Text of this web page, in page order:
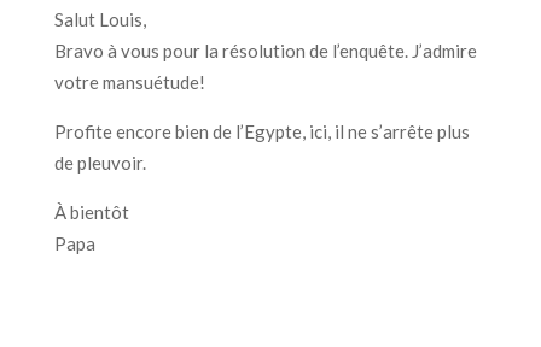
Salut Louis,
Bravo à vous pour la résolution de l’enquête. J’admire
votre mansuétude!
Profite encore bien de l’Egypte, ici, il ne s’arrête plus
de pleuvoir.
À bientôt
Papa